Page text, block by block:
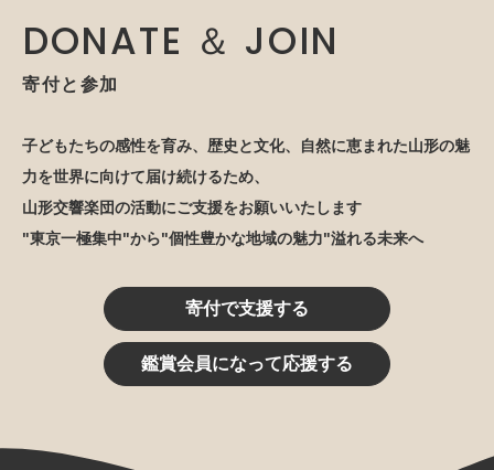
DONATE ＆ JOIN
寄付と参加
子どもたちの感性を育み、歴史と文化、自然に恵まれた山形の魅
力を世界に向けて届け続けるため、
山形交響楽団の活動にご支援をお願いいたします
"東京一極集中"から"個性豊かな地域の魅力"溢れる未来へ
寄付で支援する
鑑賞会員になって応援する